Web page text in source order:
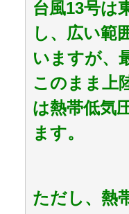
台風13号は
し、広い範
いますが、
このまま上
は熱帯低気
ます。
ただし、熱